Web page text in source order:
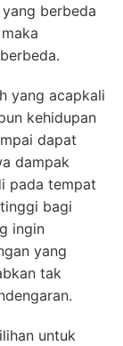
berbeda
yang acapkali
kehidupan
dapat
dampak
pada tempat
bagi
ingin
yang
tak
untuk